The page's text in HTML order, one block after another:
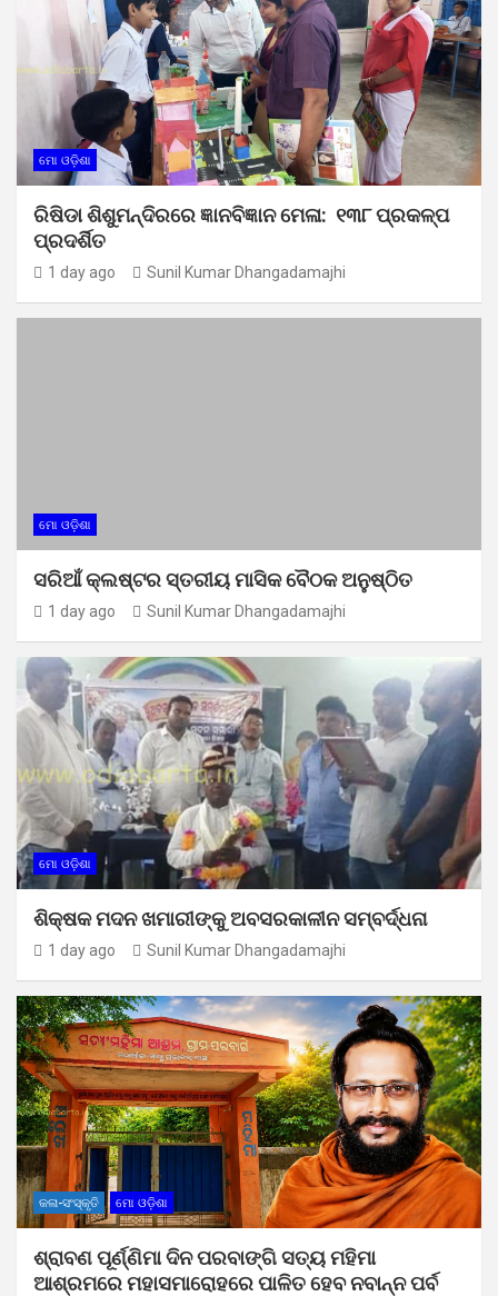
ମୋ ଓଡ଼ିଶା
ରିଷିଡା ଶିଶୁମନ୍ଦିରରେ ଜ୍ଞାନବିଜ୍ଞାନ ମେଳା: ୧୩୮ ପ୍ରକଳ୍ପ
ପ୍ରଦର୍ଶିତ
1 day ago Sunil Kumar Dhangadamajhi
ମୋ ଓଡ଼ିଶା
ସରିଆଁ କ୍ଲଷ୍ଟର ସ୍ତରୀୟ ମାସିକ ବୈଠକ ଅନୁଷ୍ଠିତ
1 day ago Sunil Kumar Dhangadamajhi
ମୋ ଓଡ଼ିଶା
ଶିକ୍ଷକ ମଦନ ଖମାରୀଙ୍କୁ ଅବସରକାଳୀନ ସମ୍ବର୍ଦ୍ଧନା
1 day ago Sunil Kumar Dhangadamajhi
କଳା-ସଂସ୍କୃତି ମୋ ଓଡ଼ିଶା
ଶ୍ରାବଣ ପୂର୍ଣ୍ଣିମା ଦିନ ପରବାଙ୍ଗି ସତ୍ୟ ମହିମା
ଆଶ୍ରମରେ ମହାସମାରୋହରେ ପାଳିତ ହେବ ନବାନ୍ନ ପର୍ବ